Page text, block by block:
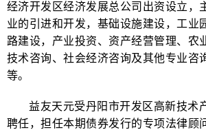
经济开发区经济发展总公司出资设立，
业的引进和开发，基础设施建设，工业
路建设，产业投资、资产经营管理、农
技术咨询、社会经济咨询及其他专业咨
等。
益友天元受丹阳市开发区高新技术
聘任，担任本期债券发行的专项法律顾